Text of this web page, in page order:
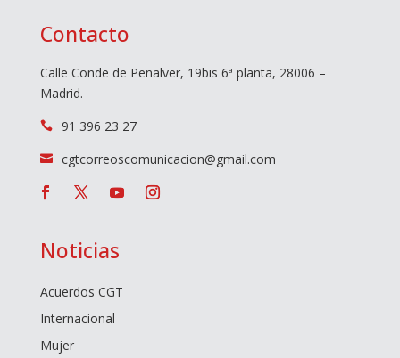
Contacto
Calle Conde de Peñalver, 19bis 6ª planta, 28006 –
Madrid.
 91 396 23 27
 cgtcorreoscomunicacion@gmail.com
Noticias
Acuerdos CGT
Internacional
Mujer